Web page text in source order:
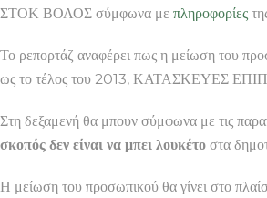
ΣΤΟΚ ΒΟΛΟΣ σύμφωνα με πληροφορίες
Το ρεπορτάζ αναφέρει πως η μείωση του
ως το τέλος του 2013, ΚΑΤΑΣΚΕΥΕΣ
Στη δεξαμενή θα μπουν σύμφωνα με τις
σκοπός δεν είναι να μπει λουκέτο στα
Η μείωση του προσωπικού θα γίνει στο